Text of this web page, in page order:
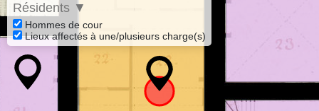
Résidents ▼
Hommes de cour
Lieux affectés à une/plusieurs charge(s)